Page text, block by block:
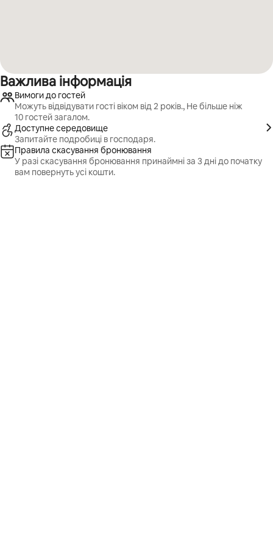
Важлива інформація
Вимоги до гостей
Можуть відвідувати гості віком від 2 років., Не більше ніж
10 гостей загалом.
Доступне середовище
Запитайте подробиці в господаря.
Правила скасування бронювання
У разі скасування бронювання принаймні за 3 дні до початку
вам повернуть усі кошти.